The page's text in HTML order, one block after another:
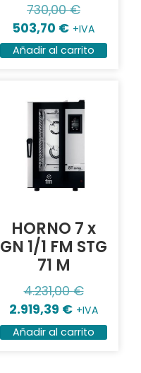
730,00€
503,70 € +IVA
Añadir al carrito
HORNO 7 x
GN 1/1 FM STG
71 M
4.231,00€
2.919,39 € +IVA
Añadir al carrito